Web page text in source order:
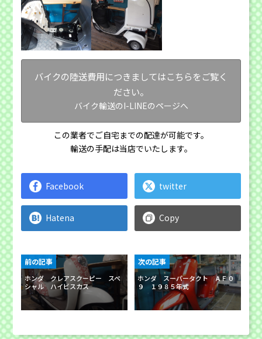
バイクの陸送費用につきましてはこちらをご覧く
ださい。
バイク輸送のI-LINEのページへ
この業者でご自宅までの配達が可能です。
輸送の手配は当店でいたします。
Facebook twitter
Hatena Copy
ホンダ クレアスクーピー スペ
シャル ハイビスカス
前の記事
ホンダ スーパータクト ＡＦ０
９ １９８５年式
次の記事